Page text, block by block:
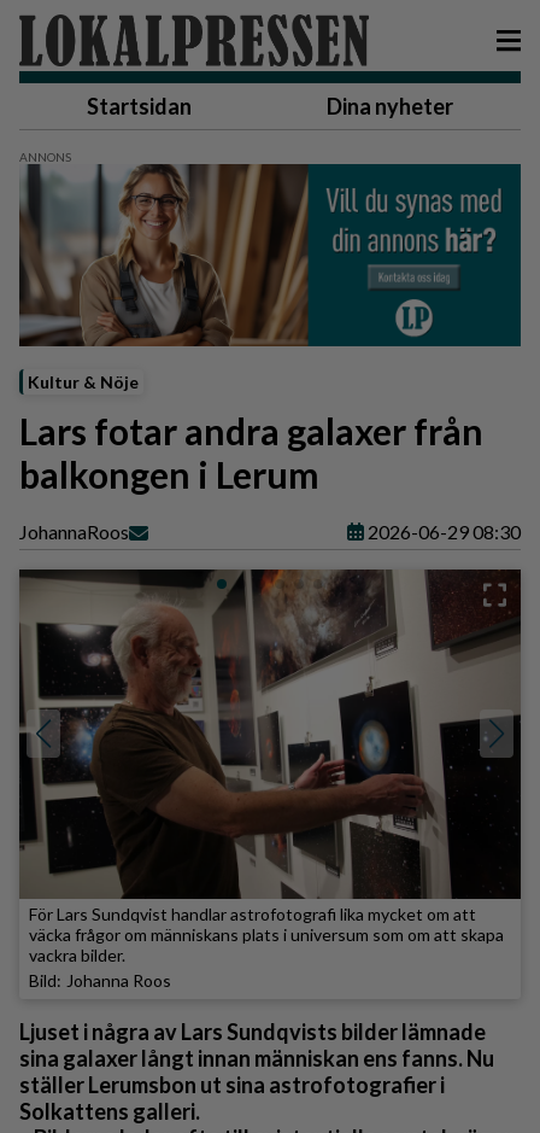
Startsidan Dina nyheter
Kultur & Nöje
Lars fotar andra galaxer från
balkongen i Lerum
JohannaRoos 2026-06-29 08:30
För Lars Sundqvist handlar astrofotografi lika mycket om att
väcka frågor om människans plats i universum som om att skapa
vackra bilder.
Johanna Roos
Ljuset i några av Lars Sundqvists bilder lämnade
sina galaxer långt innan människan ens fanns. Nu
ställer Lerumsbon ut sina astrofotografier i
Solkattens galleri.